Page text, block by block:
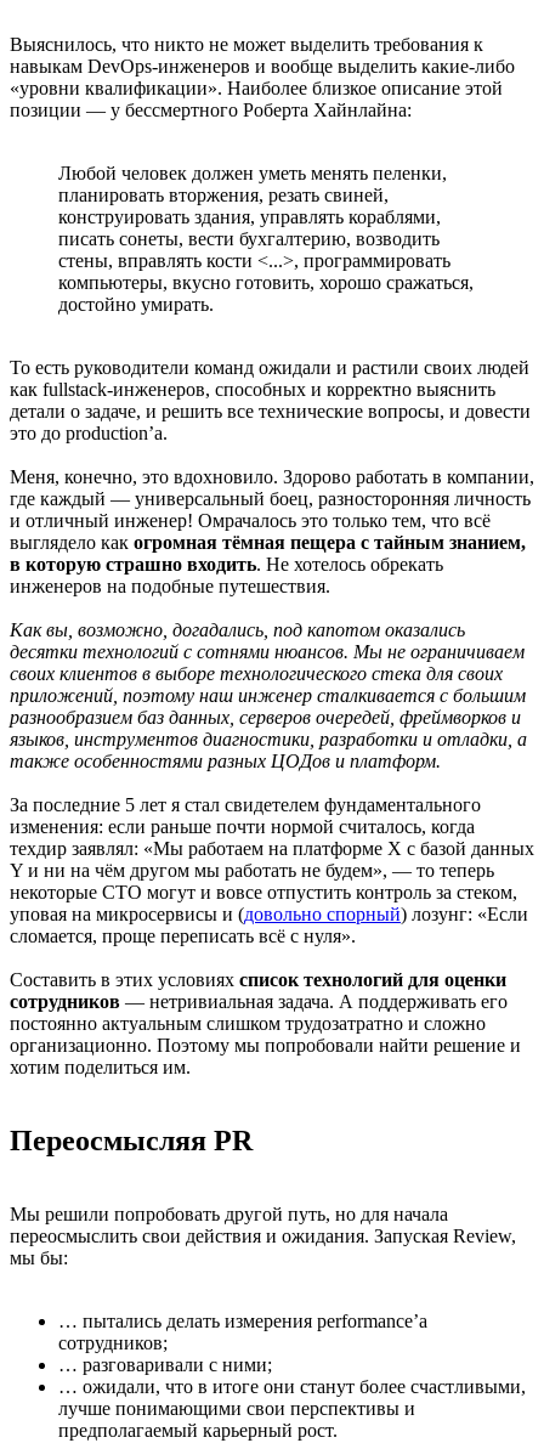
Выяснилось, что никто не может выделить требования к
навыкам DevOps-инженеров и вообще выделить какие-либо
«уровни квалификации». Наиболее близкое описание этой
позиции — у бессмертного Роберта Хайнлайна:
Любой человек должен уметь менять пеленки,
планировать вторжения, резать свиней,
конструировать здания, управлять кораблями,
писать сонеты, вести бухгалтерию, возводить
стены, вправлять кости <...>, программировать
компьютеры, вкусно готовить, хорошо сражаться,
достойно умирать.
То есть руководители команд ожидали и растили своих людей
как fullstack-инженеров, способных и корректно выяснить
детали о задаче, и решить все технические вопросы, и довести
это до production’а.
Меня, конечно, это вдохновило. Здорово работать в компании,
где каждый — универсальный боец, разносторонняя личность
и отличный инженер! Омрачалось это только тем, что всё
выглядело как огромная тёмная пещера с тайным знанием,
в которую страшно входить. Не хотелось обрекать
инженеров на подобные путешествия.
Как вы, возможно, догадались, под капотом оказались
десятки технологий с сотнями нюансов. Мы не ограничиваем
своих клиентов в выборе технологического стека для своих
приложений, поэтому наш инженер сталкивается с большим
разнообразием баз данных, серверов очередей, фреймворков и
языков, инструментов диагностики, разработки и отладки, а
также особенностями разных ЦОДов и платформ.
За последние 5 лет я стал свидетелем фундаментального
изменения: если раньше почти нормой считалось, когда
техдир заявлял: «Мы работаем на платформе Х с базой данных
Y и ни на чём другом мы работать не будем», — то теперь
некоторые СТО могут и вовсе отпустить контроль за стеком,
уповая на микросервисы и (довольно спорный) лозунг: «Если
сломается, проще переписать всё с нуля».
Составить в этих условиях список технологий для оценки
сотрудников — нетривиальная задача. А поддерживать его
постоянно актуальным слишком трудозатратно и сложно
организационно. Поэтому мы попробовали найти решение и
хотим поделиться им.
Переосмысляя PR
Мы решили попробовать другой путь, но для начала
переосмыслить свои действия и ожидания. Запуская Review,
мы бы:
… пытались делать измерения performance’а
сотрудников;
… разговаривали с ними;
… ожидали, что в итоге они станут более счастливыми,
лучше понимающими свои перспективы и
предполагаемый карьерный рост.